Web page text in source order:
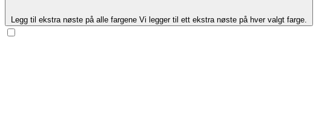
Legg til ekstra nøste på alle fargene Vi legger til ett ekstra nøste på hver valgt farge.